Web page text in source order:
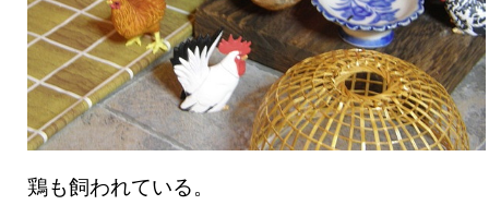
鶏も飼われている。